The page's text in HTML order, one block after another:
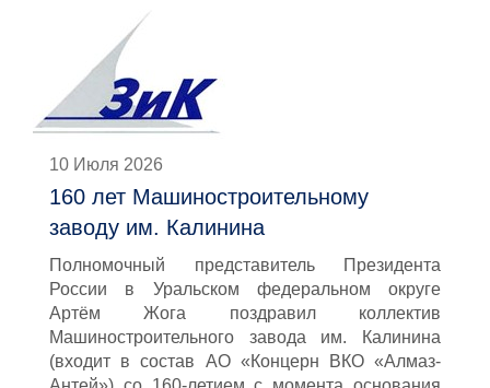
10 Июля 2026
160 лет Машиностроительному
заводу им. Калинина
Полномочный представитель Президента
России в Уральском федеральном округе
Артём Жога поздравил коллектив
Машиностроительного завода им. Калинина
(входит в состав АО «Концерн ВКО «Алмаз-